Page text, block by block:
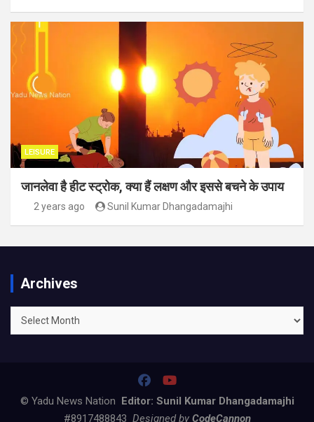
LEISURE
जानलेवा है हीट स्ट्रोक, क्या हैं लक्षण और इससे बचने के उपाय
2 years ago Sunil Kumar Dhangadamajhi
Archives
Archives
© Yadu News Nation Editor: Sunil Kumar Dhangadamajhi
#8917488843 Designed by CodeCannon